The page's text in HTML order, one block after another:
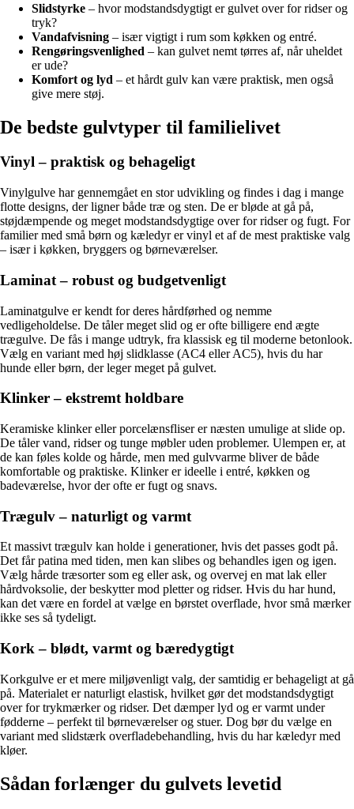
Slidstyrke – hvor modstandsdygtigt er gulvet over for ridser og
tryk?
Vandafvisning – især vigtigt i rum som køkken og entré.
Rengøringsvenlighed – kan gulvet nemt tørres af, når uheldet
er ude?
Komfort og lyd – et hårdt gulv kan være praktisk, men også
give mere støj.
De bedste gulvtyper til familielivet
Vinyl – praktisk og behageligt
Vinylgulve har gennemgået en stor udvikling og findes i dag i mange
flotte designs, der ligner både træ og sten. De er bløde at gå på,
støjdæmpende og meget modstandsdygtige over for ridser og fugt. For
familier med små børn og kæledyr er vinyl et af de mest praktiske valg
– især i køkken, bryggers og børneværelser.
Laminat – robust og budgetvenligt
Laminatgulve er kendt for deres hårdførhed og nemme
vedligeholdelse. De tåler meget slid og er ofte billigere end ægte
trægulve. De fås i mange udtryk, fra klassisk eg til moderne betonlook.
Vælg en variant med høj slidklasse (AC4 eller AC5), hvis du har
hunde eller børn, der leger meget på gulvet.
Klinker – ekstremt holdbare
Keramiske klinker eller porcelænsfliser er næsten umulige at slide op.
De tåler vand, ridser og tunge møbler uden problemer. Ulempen er, at
de kan føles kolde og hårde, men med gulvvarme bliver de både
komfortable og praktiske. Klinker er ideelle i entré, køkken og
badeværelse, hvor der ofte er fugt og snavs.
Trægulv – naturligt og varmt
Et massivt trægulv kan holde i generationer, hvis det passes godt på.
Det får patina med tiden, men kan slibes og behandles igen og igen.
Vælg hårde træsorter som eg eller ask, og overvej en mat lak eller
hårdvoksolie, der beskytter mod pletter og ridser. Hvis du har hund,
kan det være en fordel at vælge en børstet overflade, hvor små mærker
ikke ses så tydeligt.
Kork – blødt, varmt og bæredygtigt
Korkgulve er et mere miljøvenligt valg, der samtidig er behageligt at gå
på. Materialet er naturligt elastisk, hvilket gør det modstandsdygtigt
over for trykmærker og ridser. Det dæmper lyd og er varmt under
fødderne – perfekt til børneværelser og stuer. Dog bør du vælge en
variant med slidstærk overfladebehandling, hvis du har kæledyr med
kløer.
Sådan forlænger du gulvets levetid